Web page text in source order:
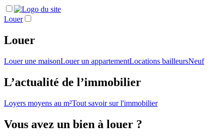
Louer
Louer
Louer une maisonLouer un appartementLocations bailleursNeuf
L’actualité de l’immobilier
Loyers moyens au m²Tout savoir sur l'immobilier
Vous avez un bien à louer ?